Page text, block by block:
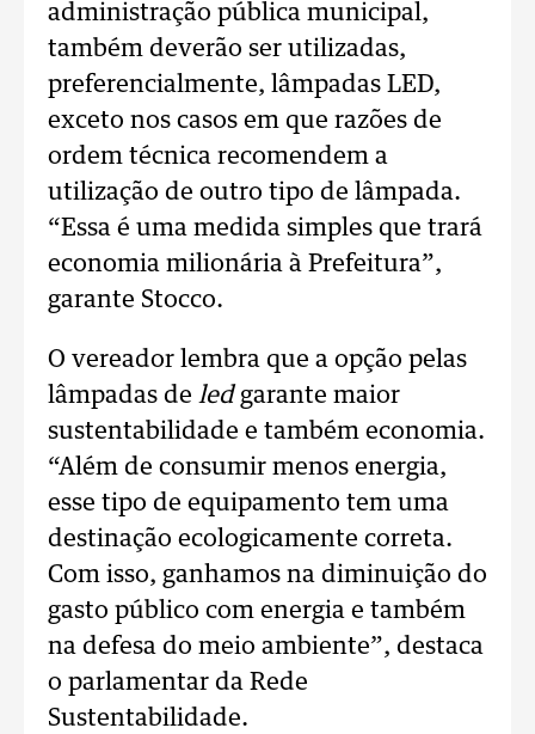
administração pública municipal,
também deverão ser utilizadas,
preferencialmente, lâmpadas LED,
exceto nos casos em que razões de
ordem técnica recomendem a
utilização de outro tipo de lâmpada.
“Essa é uma medida simples que trará
economia milionária à Prefeitura”,
garante Stocco.
O vereador lembra que a opção pelas
lâmpadas de ledgarante maior
sustentabilidade e também economia.
“Além de consumir menos energia,
esse tipo de equipamento tem uma
destinação ecologicamente correta.
Com isso, ganhamos na diminuição do
gasto público com energia e também
na defesa do meio ambiente”, destaca
o parlamentar da Rede
Sustentabilidade.